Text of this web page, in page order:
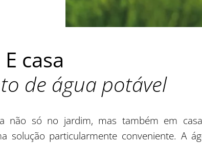
casa
de água potável
não só no jardim, mas também em
solução particularmente conveniente. A